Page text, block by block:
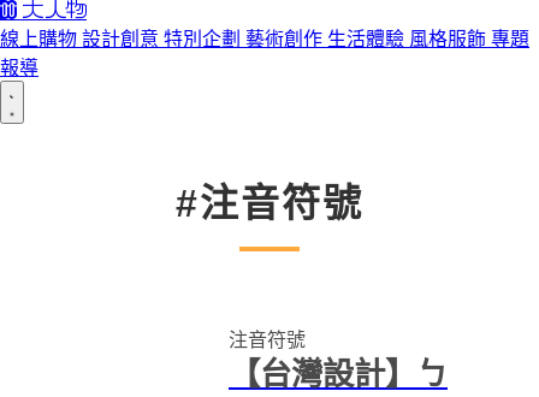
線上購物 設計創意 特別企劃 藝術創作 生活體驗 風格服飾 專題
報導
#注音符號
注音符號
【台灣設計】ㄅ